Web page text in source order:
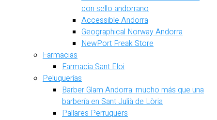
con sello andorrano
Accessible Andorra
Geographical Norway Andorra
NewPort Freak Store
Farmacias
Farmacia Sant Eloi
Peluquerías
Barber Glam Andorra: mucho más que una
barbería en Sant Julià de Lòria
Pallares Perruquers